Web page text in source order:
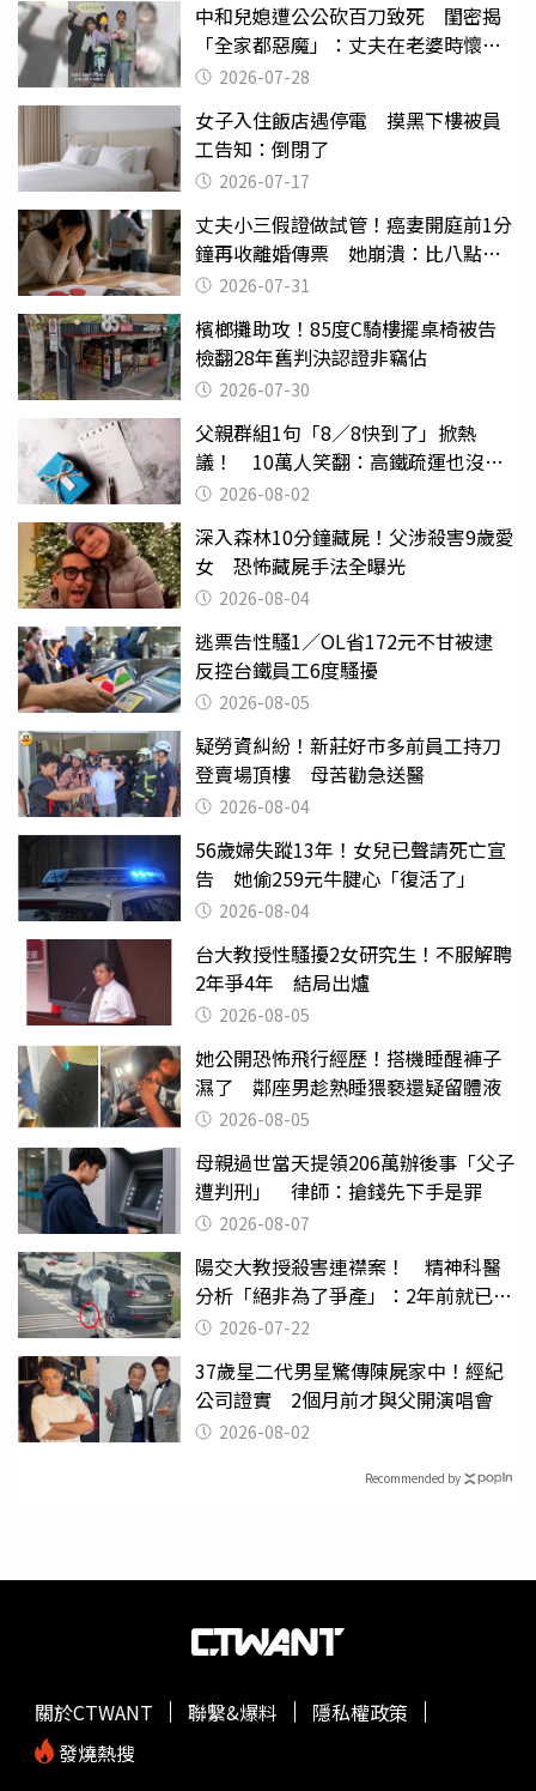
中和兒媳遭公公砍百刀致死 閨密揭
「全家都惡魔」：丈夫在老婆時懷孕
摔東西
2026-07-28
女子入住飯店遇停電 摸黑下樓被員
工告知：倒閉了
2026-07-17
丈夫小三假證做試管！癌妻開庭前1分
鐘再收離婚傳票 她崩潰：比八點檔
還扯2026-07-31
檳榔攤助攻！85度C騎樓擺桌椅被告
檢翻28年舊判決認證非竊佔
2026-07-30
父親群組1句「8／8快到了」掀熱
議！ 10萬人笑翻：高鐵疏運也沒列
父親節
2026-08-02
深入森林10分鐘藏屍！父涉殺害9歲愛
女 恐怖藏屍手法全曝光
2026-08-04
逃票告性騷1／OL省172元不甘被逮
反控台鐵員工6度騷擾
2026-08-05
疑勞資糾紛！新莊好市多前員工持刀
登賣場頂樓 母苦勸急送醫
2026-08-04
56歲婦失蹤13年！女兒已聲請死亡宣
告 她偷259元牛腱心「復活了」
2026-08-04
台大教授性騷擾2女研究生！不服解聘
2年爭4年 結局出爐
2026-08-05
她公開恐怖飛行經歷！搭機睡醒褲子
濕了 鄰座男趁熟睡猥褻還疑留體液
2026-08-05
母親過世當天提領206萬辦後事「父子
遭判刑」 律師：搶錢先下手是罪
2026-08-07
陽交大教授殺害連襟案！ 精神科醫
分析「絕非為了爭產」：2年前就已言
行詭異
2026-07-22
37歲星二代男星驚傳陳屍家中！經紀
公司證實 2個月前才與父開演唱會
2026-08-02
Recommended by
關於CTWANT 聯繫&爆料
隱私權政策
發燒熱搜